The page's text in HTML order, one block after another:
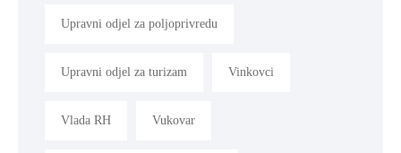
Upravni odjel za poljoprivredu
Upravni odjel za turizam Vinkovci
Vlada RH Vukovar